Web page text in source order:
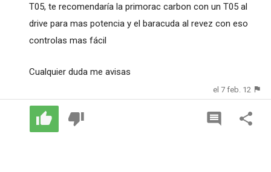
T05, te recomendaría la primorac carbon con un T05 al
drive para mas potencia y el baracuda al revez con eso
controlas mas fácil
Cualquier duda me avisas
el 7 feb. 12